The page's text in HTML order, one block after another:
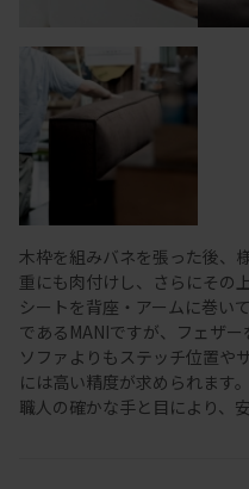
木枠を組みバネを張った後、
重にも肉付けし、さらにその
シートを背座・アームに巻い
であるMANIですが、フェザ
ソファよりもステッチ位置や
には高い精度が求められます
職人の確かな手と目により、